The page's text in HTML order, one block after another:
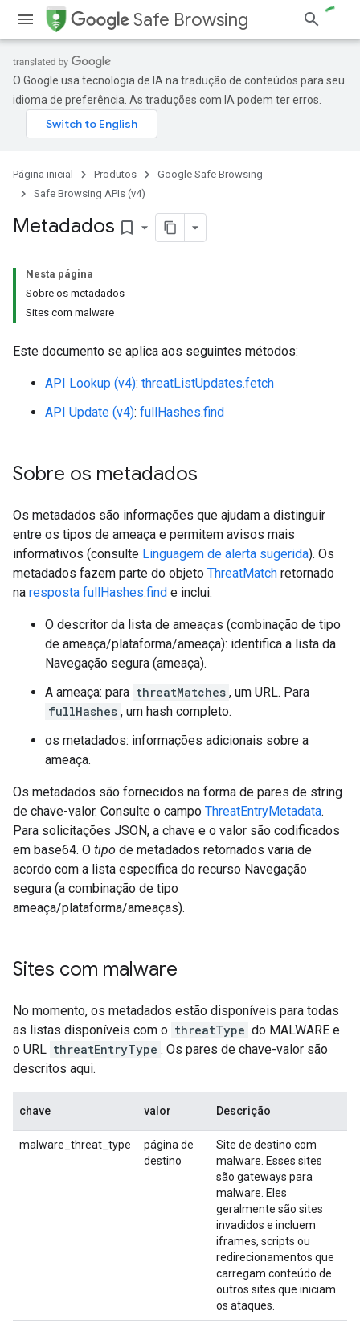
Safe Browsing
O Google usa tecnologia de IA na tradução de conteúdos para seu
idioma de preferência. As traduções com IA podem ter erros.
Página inicial Produtos
Google Safe Browsing
Safe Browsing APIs (v4)
Metadados bookmark_border
Nesta página
Sobre os metadados
Sites com malware
Este documento se aplica aos seguintes métodos:
API Lookup (v4): threatListUpdates.fetch
API Update (v4): fullHashes.find
Sobre os metadados
Os metadados são informações que ajudam a distinguir
entre os tipos de ameaça e permitem avisos mais
informativos (consulte Linguagem de alerta sugerida). Os
metadados fazem parte do objeto ThreatMatch retornado
na resposta fullHashes.find e inclui:
O descritor da lista de ameaças (combinação de tipo
de ameaça/plataforma/ameaça): identifica a lista da
Navegação segura (ameaça).
A ameaça: para threatMatches , um URL. Para
fullHashes , um hash completo.
os metadados: informações adicionais sobre a
ameaça.
Os metadados são fornecidos na forma de pares de string
de chave-valor. Consulte o campo ThreatEntryMetadata.
Para solicitações JSON, a chave e o valor são codificados
em base64. O tipo de metadados retornados varia de
acordo com a lista específica do recurso Navegação
segura (a combinação de tipo
ameaça/plataforma/ameaças).
Sites com malware
No momento, os metadados estão disponíveis para todas
as listas disponíveis com o threatType do MALWARE e
o URL threatEntryType . Os pares de chave-valor são
descritos aqui.
chave valor Descrição
malware_threat_type
página de
destino
Site de destino com
malware. Esses sites
são gateways para
malware. Eles
geralmente são sites
invadidos e incluem
iframes, scripts ou
redirecionamentos que
carregam conteúdo de
outros sites que iniciam
os ataques.